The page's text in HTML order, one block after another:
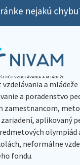
nejakú
a
a poradenstvo
zamestnancom,
aplikovaný
olympiád
neformálne
fondu.